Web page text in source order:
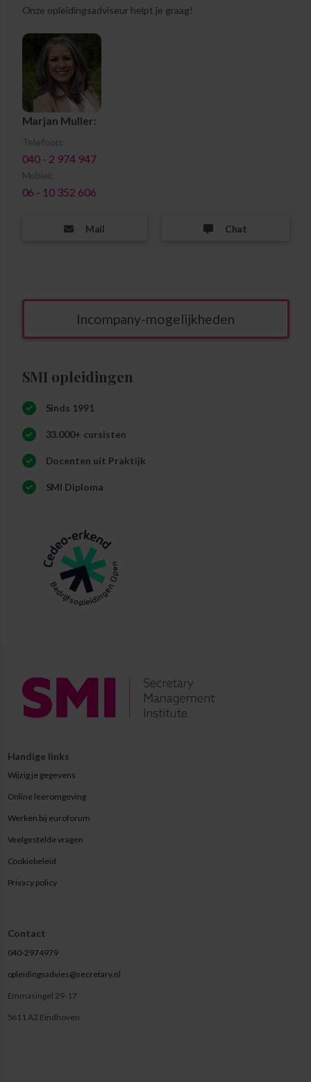
Onze opleidingsadviseur helpt je graag!
Marjan Muller:
Telefoon:
040 - 2 974 947
Mobiel:
06 - 10 352 606
Mail Chat
Incompany-mogelijkheden
SMI opleidingen
Sinds 1991
33.000+ cursisten
Docenten uit Praktijk
SMI Diploma
Handige links
Wijzig je gegevens
Online leeromgeving
Werken bij euroforum
Veelgestelde vragen
Cookiebeleid
Privacy policy
Contact
040-2974979
opleidingsadvies@secretary.nl
Emmasingel 29-17
5611 AZ Eindhoven